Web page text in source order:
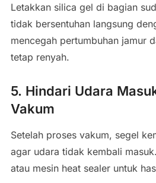
Letakkan silica gel di bagian
tidak bersentuhan langsung
mencegah pertumbuhan jamur
tetap renyah.
5. Hindari Udara
Vakum
Setelah proses vakum, segel
agar udara tidak kembali
atau mesin heat sealer untuk